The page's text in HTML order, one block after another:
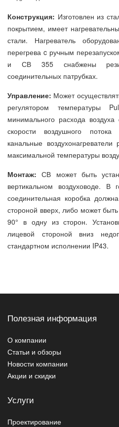
Конструкция: Изготовлен из
покрытием, имеет
стали. Нагреватель
перегрева c ручным
и СВ 355 снабжены
соединительных патрубках.
Управление: Может
регулятором температуры
минимального расхода воздуха
скорости воздушного
канальные
максимальной температуры
Монтаж: СВ может быть
вертикальном воздуховоде. В
соединительная коробка
стороной вверх, либо может
90° в одну из сторон.
лицевой стороной вниз
стандартном исполнении IP43.
Полезная информация
О компании
Статьи и обзоры
Новости компании
Акции и скидки
Услуги
Проектирование